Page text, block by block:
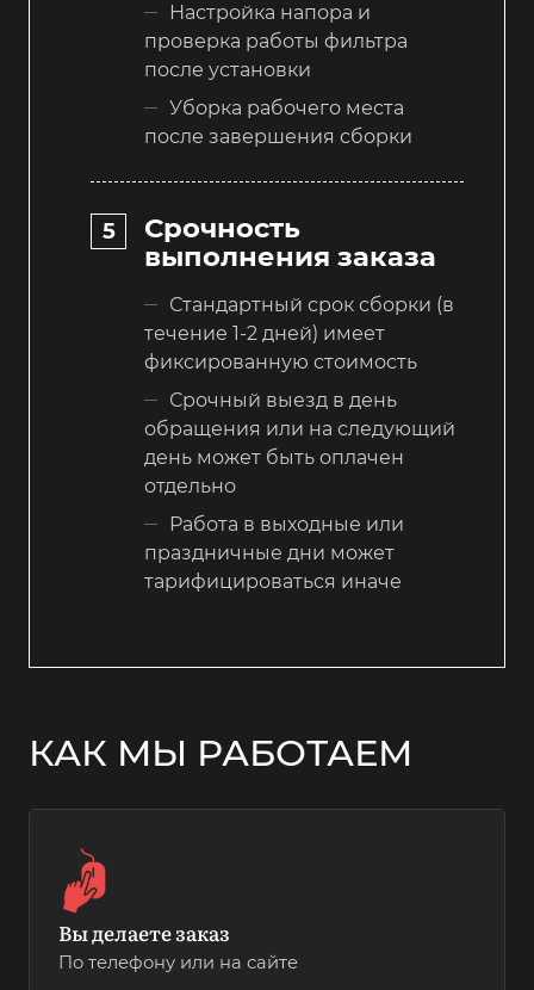
Настройка напора и
проверка работы фильтра
после установки
Уборка рабочего места
после завершения сборки
Срочность
выполнения заказа
Стандартный срок сборки (в
течение 1-2 дней) имеет
фиксированную стоимость
Срочный выезд в день
обращения или на следующий
день может быть оплачен
отдельно
Работа в выходные или
праздничные дни может
тарифицироваться иначе
КАК МЫ РАБОТАЕМ
Вы делаете заказ
По телефону или на сайте